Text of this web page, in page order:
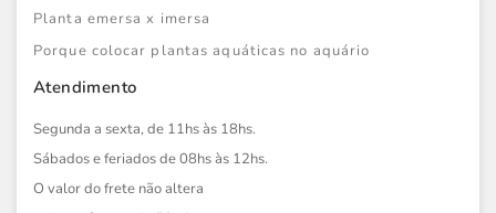
Planta emersa x imersa
Porque colocar plantas aquáticas no aquário
Atendimento
Segunda a sexta, de 11hs às 18hs.
Sábados e feriados de 08hs às 12hs.
O valor do frete não altera